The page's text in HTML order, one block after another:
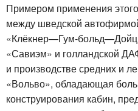
Примером применения
между шведской
«Клёкнер—Гум-
«Савиэм» и голландской
и производстве средних и
«Вольво», обладающая
конструирования кабин,